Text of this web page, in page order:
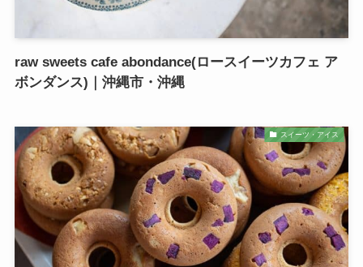
raw sweets cafe abondance(ロースイーツカフェ ア
ボンダンス)｜沖縄市・沖縄
スイーツ・アイス